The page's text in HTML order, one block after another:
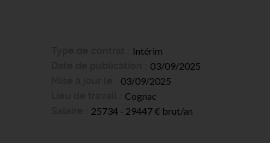
Intérim
03/09/2025
03/09/2025
Cognac
25734 - 29447 € brut/an